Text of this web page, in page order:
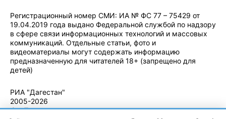
Регистрационный номер СМИ: ИА № ФС 77 – 75429 от
19.04.2019 года выдано Федеральной службой по надзору
в сфере связи информационных технологий и массовых
коммуникаций. Отдельные статьи, фото и
видеоматериалы могут содержать информацию
предназначенную для читателей 18+ (запрещено для
детей)
РИА "Дагестан"
2005-2026
© - Правила